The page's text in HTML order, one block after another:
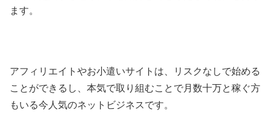
ます。
アフィリエイトやお小遣いサイトは、リスクなしで始める
ことができるし、本気で取り組むことで月数十万と稼ぐ方
もいる今人気のネットビジネスです。